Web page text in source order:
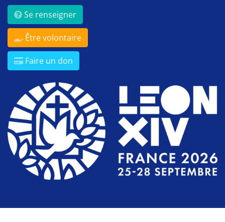
Se renseigner
Être volontaire
Faire un don